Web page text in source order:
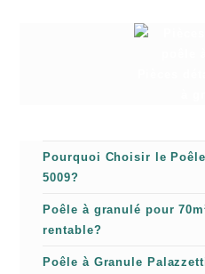
Pourquoi Choisir le
5009?
Poêle à granulé pour
rentable?
Poêle à Granule